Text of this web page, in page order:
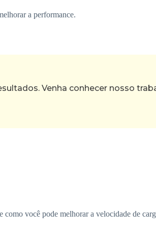
a performance.
Venha conhecer nosso
você pode melhorar a velocidade de